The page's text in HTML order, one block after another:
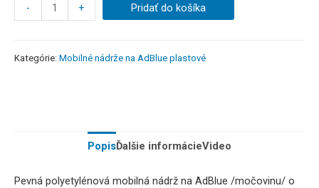
- + Pridať do košíka
Kategórie: Mobilné nádrže na AdBlue plastové
PopisĎalšie informácieVideo
Pevná polyetylénová mobilná nádrž na AdBlue /močovinu/ o